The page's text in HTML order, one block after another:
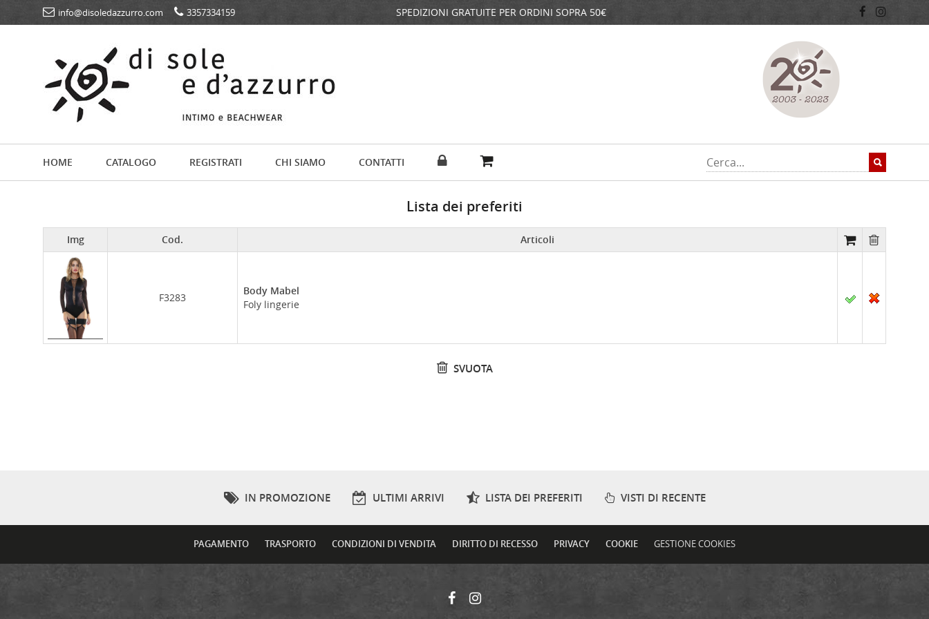
info@disoledazzurro.com 3357334159 SPEDIZIONI GRATUITE PER ORDINI SOPRA 50€
HOME CATALOGO REGISTRATI CHI SIAMO CONTATTI
Lista dei preferiti
Img Cod. Articoli
F3283
Body Mabel
Foly lingerie
SVUOTA
IN PROMOZIONE ULTIMI ARRIVI LISTA DEI PREFERITI VISTI DI RECENTE
PAGAMENTO TRASPORTO CONDIZIONI DI VENDITA DIRITTO DI RECESSO PRIVACY COOKIE GESTIONE COOKIES